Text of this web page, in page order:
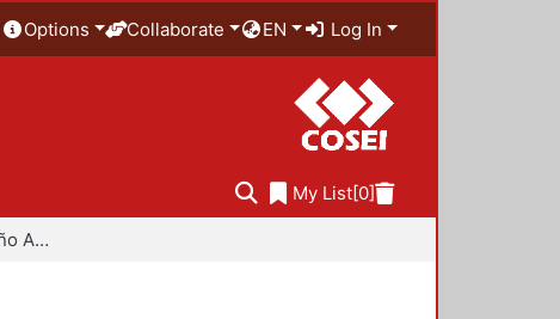
Options Collaborate EN Log In
My List[0]
Especialidad en Diseño Ambiental